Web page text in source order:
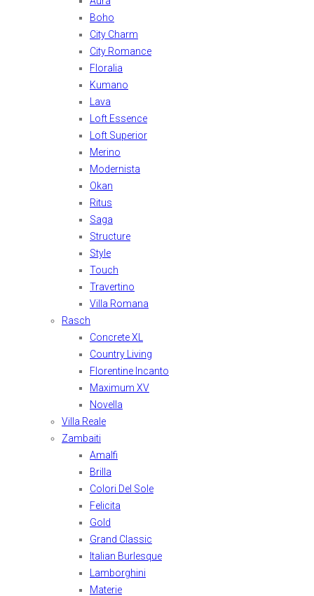
Boho
City Charm
City Romance
Floralia
Kumano
Lava
Loft Essence
Loft Superior
Merino
Modernista
Okan
Ritus
Saga
Structure
Style
Touch
Travertino
Villa Romana
Rasch
Concrete XL
Country Living
Florentine Incanto
Maximum XV
Novella
Villa Reale
Zambaiti
Amalfi
Brilla
Colori Del Sole
Felicita
Gold
Grand Classic
Italian Burlesque
Lamborghini
Materie